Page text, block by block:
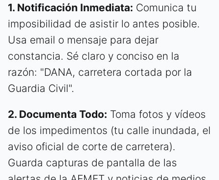
1. Notificación Inmediata: Comunica tu
imposibilidad de asistir lo antes posible.
Usa email o mensaje para dejar
constancia. Sé claro y conciso en la
razón: "DANA, carretera cortada por la
Guardia Civil".
2. Documenta Todo: Toma fotos y vídeos
de los impedimentos (tu calle inundada, el
aviso oficial de corte de carretera).
Guarda capturas de pantalla de las